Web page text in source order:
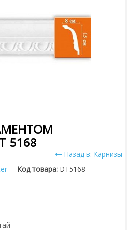
5168
Назад в: Карнизы
Код товара: DT5168